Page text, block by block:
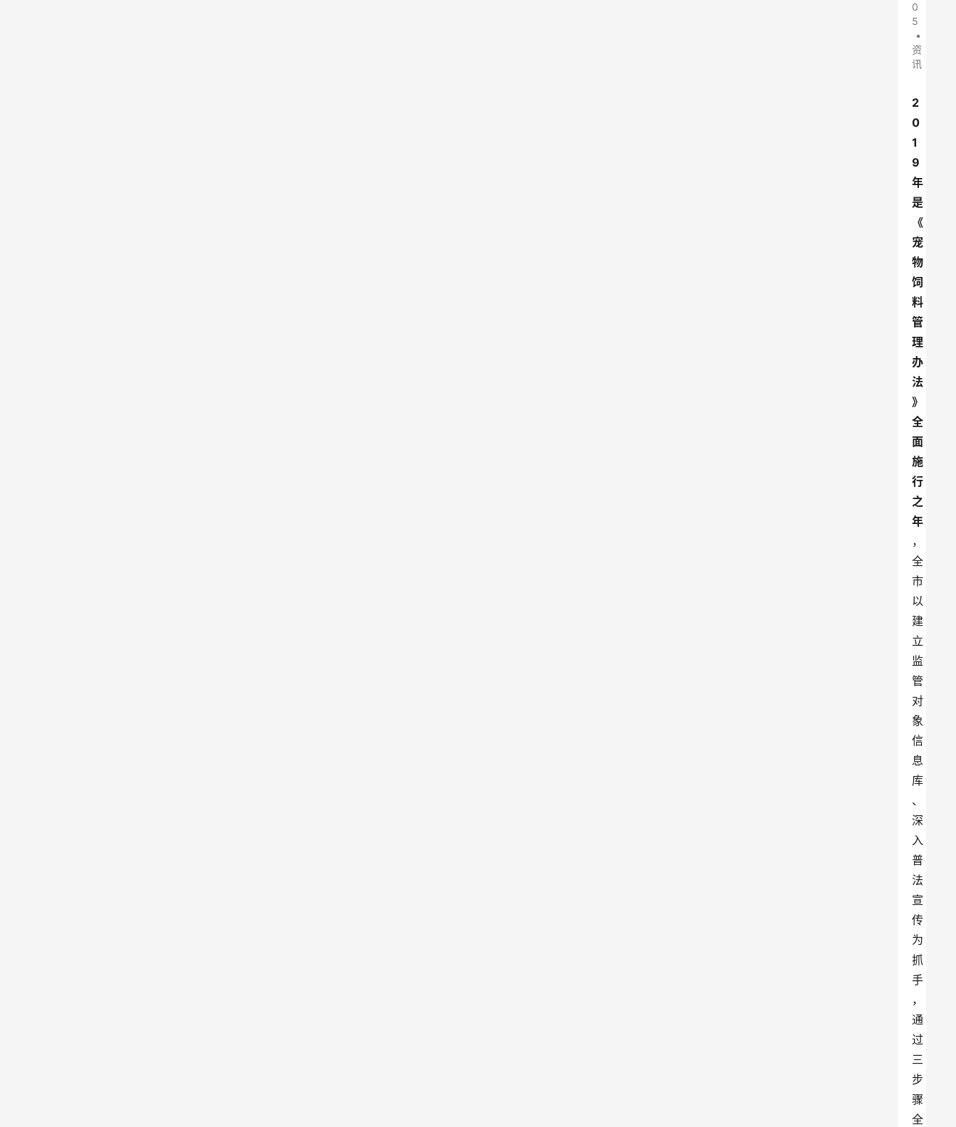
0
5
•
资
讯
2
0
1
9
年
是
《
宠
物
饲
料
管
理
办
法
》
全
面
施
行
之
年
，
全
市
以
建
立
监
管
对
象
信
息
库
、
深
入
普
法
宣
传
为
抓
手
，
通
过
三
步
骤
全